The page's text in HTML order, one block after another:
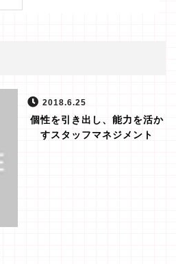
2018.6.25
個性を引き出し、能力を活か
すスタッフマネジメント